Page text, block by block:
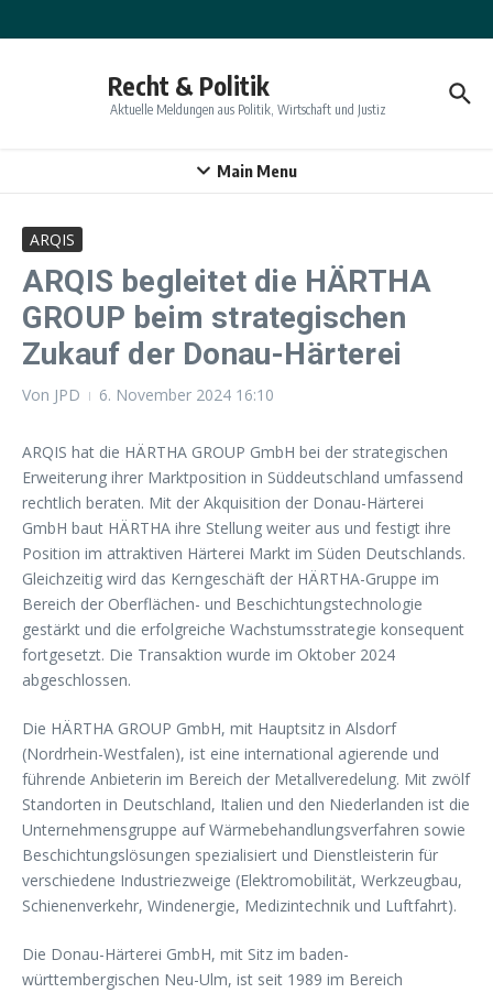
Recht & Politik
Aktuelle Meldungen aus Politik, Wirtschaft und Justiz
Main Menu
ARQIS
ARQIS begleitet die HÄRTHA
GROUP beim strategischen
Zukauf der Donau-Härterei
Von JPD 6. November 2024 16:10
ARQIS hat die HÄRTHA GROUP GmbH bei der strategischen
Erweiterung ihrer Marktposition in Süddeutschland umfassend
rechtlich beraten. Mit der Akquisition der Donau-Härterei
GmbH baut HÄRTHA ihre Stellung weiter aus und festigt ihre
Position im attraktiven Härterei Markt im Süden Deutschlands.
Gleichzeitig wird das Kerngeschäft der HÄRTHA-Gruppe im
Bereich der Oberflächen- und Beschichtungstechnologie
gestärkt und die erfolgreiche Wachstumsstrategie konsequent
fortgesetzt. Die Transaktion wurde im Oktober 2024
abgeschlossen.
Die HÄRTHA GROUP GmbH, mit Hauptsitz in Alsdorf
(Nordrhein-Westfalen), ist eine international agierende und
führende Anbieterin im Bereich der Metallveredelung. Mit zwölf
Standorten in Deutschland, Italien und den Niederlanden ist die
Unternehmensgruppe auf Wärmebehandlungsverfahren sowie
Beschichtungslösungen spezialisiert und Dienstleisterin für
verschiedene Industriezweige (Elektromobilität, Werkzeugbau,
Schienenverkehr, Windenergie, Medizintechnik und Luftfahrt).
Die Donau-Härterei GmbH, mit Sitz im baden-
württembergischen Neu-Ulm, ist seit 1989 im Bereich